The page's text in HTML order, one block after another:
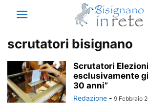
scrutatori bisignano
Scrutatori
esclusivamente
30 anni”
Redazione - 9 Febbraio